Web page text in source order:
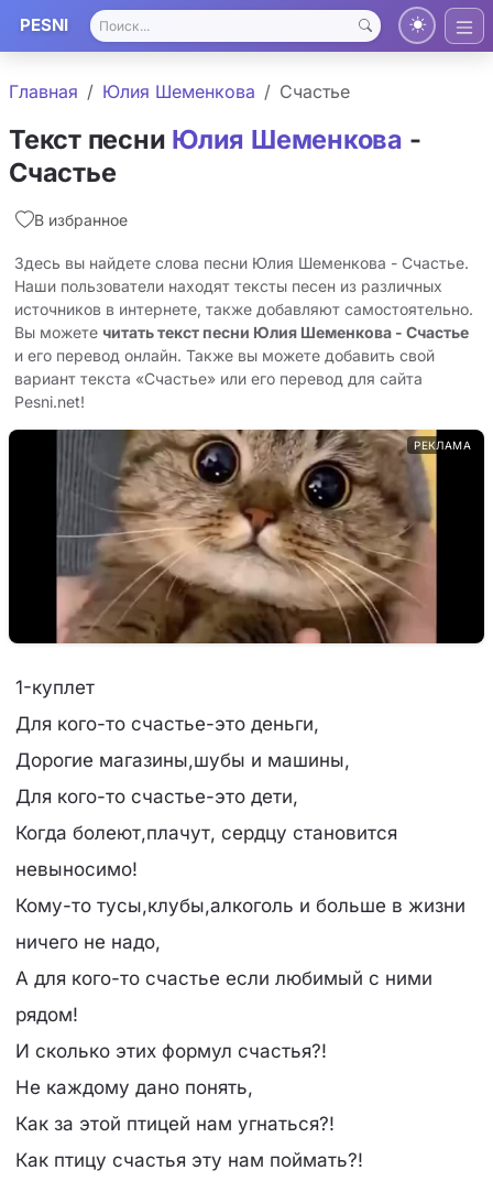
PESNI
Главная Юлия Шеменкова Счастье
Текст песни Юлия Шеменкова -
Счастье
В избранное
Здесь вы найдете слова песни Юлия Шеменкова - Счастье.
Наши пользователи находят тексты песен из различных
источников в интернете, также добавляют самостоятельно.
Вы можете читать текст песни Юлия Шеменкова - Счастье
и его перевод онлайн. Также вы можете добавить свой
вариант текста «Счастье» или его перевод для сайта
Pesni.net!
РЕКЛАМА
1-куплет
Для кого-то счастье-это деньги,
Дорогие магазины,шубы и машины,
Для кого-то счастье-это дети,
Когда болеют,плачут, сердцу становится
невыносимо!
Кому-то тусы,клубы,алкоголь и больше в жизни
ничего не надо,
А для кого-то счастье если любимый с ними
рядом!
И сколько этих формул счастья?!
Не каждому дано понять,
Как за этой птицей нам угнаться?!
Как птицу счастья эту нам поймать?!